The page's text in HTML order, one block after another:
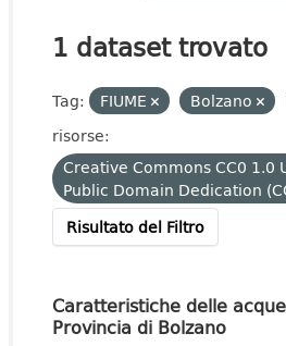
1 dataset trovato
Tag: FIUME Bolzano
risorse:
Creative Commons CC0 1.0
Public Domain Dedication
Risultato del Filtro
Caratteristiche delle
Provincia di Bolzano